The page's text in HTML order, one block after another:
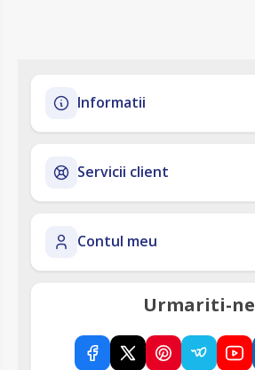
Informatii
Servicii client
Contul meu
Urmariti-ne